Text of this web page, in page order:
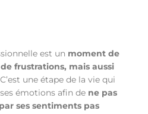
est un moment de
frustrations, mais aussi
une étape de la vie qui
émotions afin de ne pas
ses sentiments pas